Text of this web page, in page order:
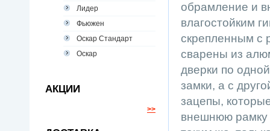
Лидер
Фьюжен
Оскар Стандарт
Оскар
АКЦИИ
>>
обрамление и
влагостойким
скрепленным с
сварены из
дверки по
замки, а с
зацепы,
внешнюю рамку